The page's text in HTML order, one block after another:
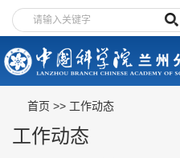
首页 >> 工作动态
工作动态